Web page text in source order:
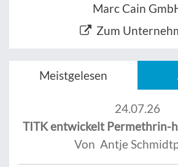
Marc Cain
Zum
Meistgelesen
24.07.26
TITK entwickelt Permethrin-
Von Antje